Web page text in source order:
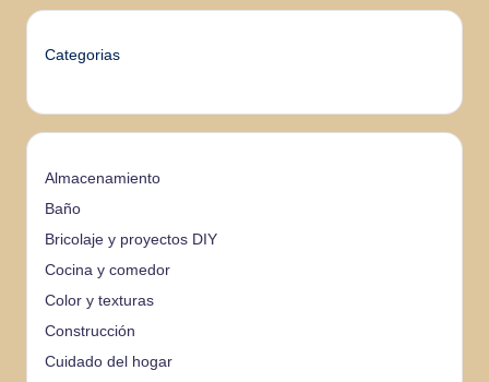
Categorias
Almacenamiento
Baño
Bricolaje y proyectos DIY
Cocina y comedor
Color y texturas
Construcción
Cuidado del hogar